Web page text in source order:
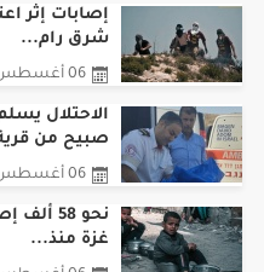
‏إصابات إثر
شرق رام...
06 أغسطس، 2026 - 09:08pm
الاحتلال
صبيح من
06 أغسطس، 2026 - 06:08pm
نحو 58
غزة منذ...